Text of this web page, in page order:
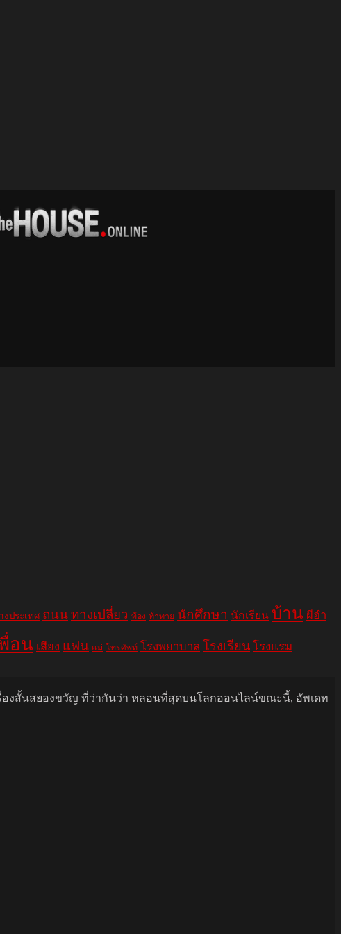
งประเทศ ถนนทางเปลี่ยว ท้อง ท้าทาย นักศึกษา นักเรียน บ้าน ผีอำ
อน เสียง แฟน แม่ โทรศัพท์ โรงพยาบาล โรงเรียน โรงแรม
รื่องสั้นสยองขวัญ ที่ว่ากันว่า หลอนที่สุดบนโลกออนไลน์ขณะนี้, อัพเดท